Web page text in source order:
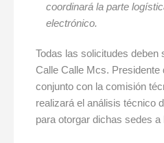
coordinará la parte
electrónico.
Todas las solicitudes deben
Calle Calle Mcs. Presidente
conjunto con la comisión
realizará el análisis técnico
para otorgar dichas sedes a